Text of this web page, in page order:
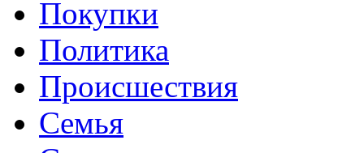
Покупки
Политика
Происшествия
Семья